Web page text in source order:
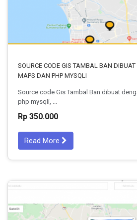
SOURCE CODE GIS TAMBAL BAN
MAPS DAN PHP MYSQLI
Source code Gis Tambal Ban dibuat
php mysqli, ...
Rp 350.000
Read More